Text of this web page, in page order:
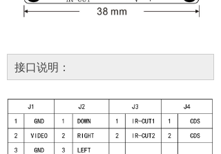
接口说明：